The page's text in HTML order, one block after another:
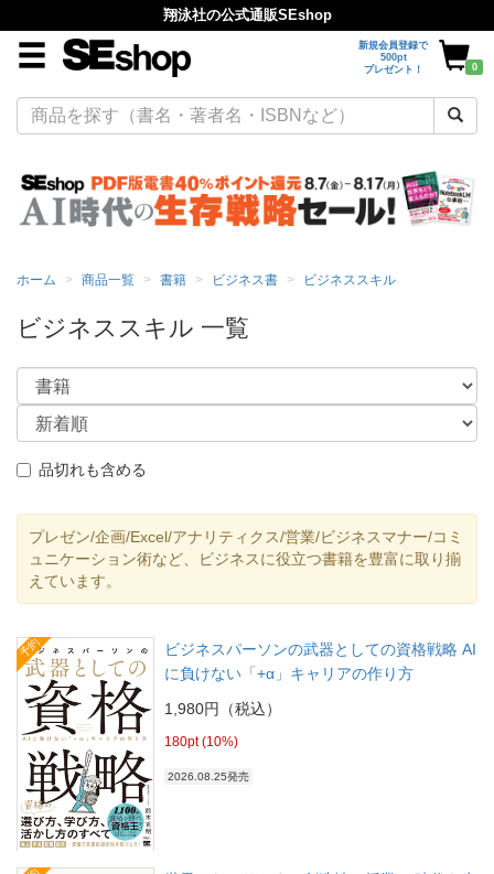
翔泳社の公式通販SEshop
新規会員登録で
500pt
プレゼント！
0
ホーム 商品一覧 書籍 ビジネス書 ビジネススキル
ビジネススキル 一覧
品切れも含める
プレゼン/企画/Excel/アナリティクス/営業/ビジネスマナー/コミ
ュニケーション術など、ビジネスに役立つ書籍を豊富に取り揃
えています。
予約
ビジネスパーソンの武器としての資格戦略 AI
に負けない「+α」キャリアの作り方
1,980円（税込）
180pt (10%)
2026.08.25発売